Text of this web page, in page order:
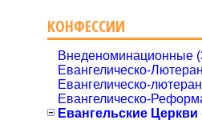
КОНФЕССИИ
Внеденоминационные
Евангелическо-
Евангелическо-
Евангелическо-
Евангельские Церкви